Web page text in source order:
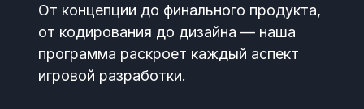
От концепции до финального продукта,
от кодирования до дизайна — наша
программа раскроет каждый аспект
игровой разработки.